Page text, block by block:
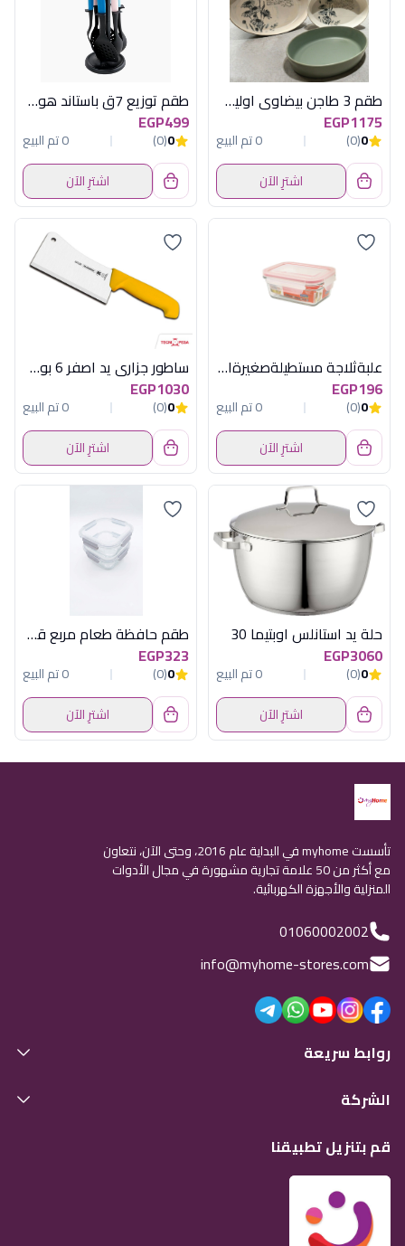
طقم 3 طاجن بيضاوى اوليف أكسفورد - كود 23865
EGP1175
0
(0)
0 تم البيع
اشترِ الآن
طقم توزيع 7ق باستاند هوم تاليس
EGP499
0
(0)
0 تم البيع
اشترِ الآن
علبةثلاجة مستطيلةصغيرةامن للفرن جلاس لوك
EGP196
0
(0)
0 تم البيع
اشترِ الآن
ساطور جزارى يد اصفر 6 بوصة
EGP1030
0
(0)
0 تم البيع
اشترِ الآن
حلة يد استانلس اوبتيما 30
EGP3060
0
(0)
0 تم البيع
اشترِ الآن
طقم حافظة طعام مربع قطعتين 42 أونصة أكسفورد - 3SC125-0CL
EGP323
0
(0)
0 تم البيع
اشترِ الآن
تأسست myhome في البداية عام 2016، وحتى الآن، نتعاون
مع أكثر من 50 علامة تجارية مشهورة في مجال الأدوات
المنزلية والأجهزة الكهربائية.
01060002002
info@myhome-stores.com
روابط سريعة
الشركة
قم بتنزيل تطبيقنا